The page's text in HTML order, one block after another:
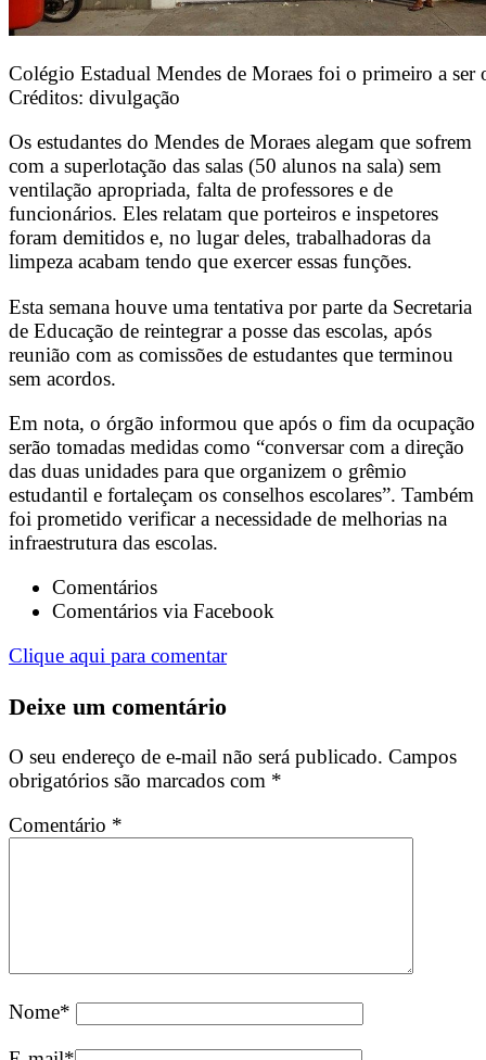
Colégio Estadual Mendes de Moraes foi o primeiro a ser
Créditos: divulgação
Os estudantes do Mendes de Moraes alegam que sofrem
com a superlotação das salas (50 alunos na sala) sem
ventilação apropriada, falta de professores e de
funcionários. Eles relatam que porteiros e inspetores
foram demitidos e, no lugar deles, trabalhadoras da
limpeza acabam tendo que exercer essas funções.
Esta semana houve uma tentativa por parte da Secretaria
de Educação de reintegrar a posse das escolas, após
reunião com as comissões de estudantes que terminou
sem acordos.
Em nota, o órgão informou que após o fim da ocupação
serão tomadas medidas como “conversar com a direção
das duas unidades para que organizem o grêmio
estudantil e fortaleçam os conselhos escolares”. Também
foi prometido verificar a necessidade de melhorias na
infraestrutura das escolas.
Comentários
Comentários via Facebook
Clique aqui para comentar
Deixe um comentário
O seu endereço de e-mail não será publicado. Campos
obrigatórios são marcados com *
Comentário *
Nome*